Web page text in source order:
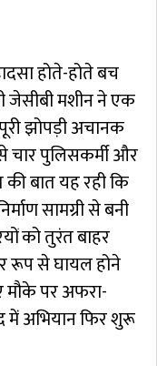
होते-होते बच
जेसीबी मशीन ने एक
झोपड़ी अचानक
चार पुलिसकर्मी और
की बात यह रही कि
सामग्री से बनी
को तुरंत बाहर
रूप से घायल होने
मौके पर अफरा-
में अभियान फिर शुरू